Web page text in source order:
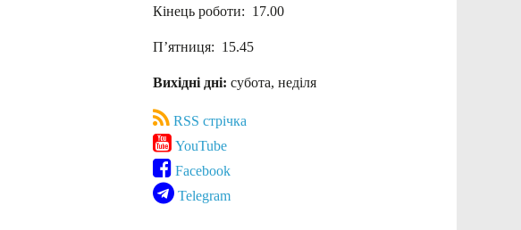
Кінець роботи: 17.00
П’ятниця: 15.45
Вихідні дні: субота, неділя
RSS стрічка
YouTube
Facebook
Telegram